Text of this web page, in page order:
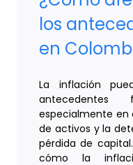
los
en
La inflación
antecedentes
especialmente en
de activos y la
pérdida de
cómo la